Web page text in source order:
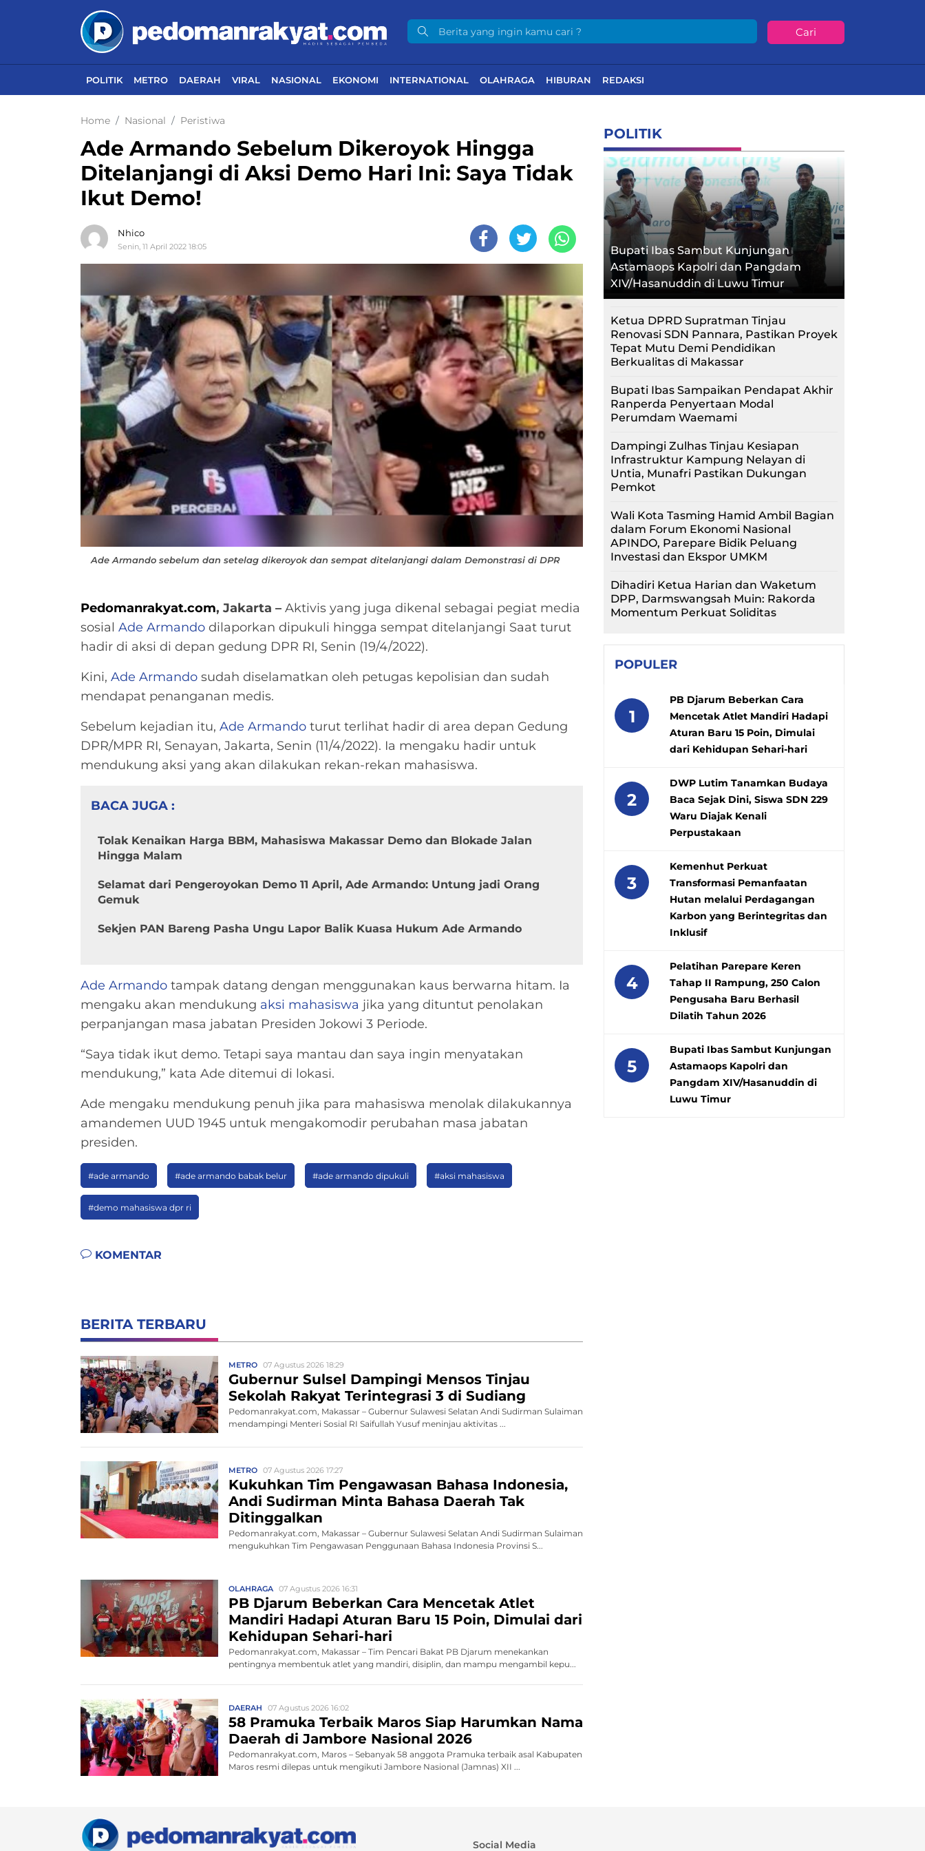
Cari
POLITIK METRO DAERAH VIRAL NASIONAL EKONOMI INTERNATIONAL OLAHRAGA HIBURAN REDAKSI
Home Nasional Peristiwa
Ade Armando Sebelum Dikeroyok Hingga
Ditelanjangi di Aksi Demo Hari Ini: Saya Tidak
Ikut Demo!
Nhico
Senin, 11 April 2022 18:05
Ade Armando sebelum dan setelag dikeroyok dan sempat ditelanjangi dalam Demonstrasi di DPR
Pedomanrakyat.com, Jakarta – Aktivis yang juga dikenal sebagai pegiat media
sosial Ade Armando dilaporkan dipukuli hingga sempat ditelanjangi Saat turut
hadir di aksi di depan gedung DPR RI, Senin (19/4/2022).
Kini, Ade Armando sudah diselamatkan oleh petugas kepolisian dan sudah
mendapat penanganan medis.
Sebelum kejadian itu, Ade Armando turut terlihat hadir di area depan Gedung
DPR/MPR RI, Senayan, Jakarta, Senin (11/4/2022). Ia mengaku hadir untuk
mendukung aksi yang akan dilakukan rekan-rekan mahasiswa.
BACA JUGA :
Tolak Kenaikan Harga BBM, Mahasiswa Makassar Demo dan Blokade Jalan
Hingga Malam
Selamat dari Pengeroyokan Demo 11 April, Ade Armando: Untung jadi Orang
Gemuk
Sekjen PAN Bareng Pasha Ungu Lapor Balik Kuasa Hukum Ade Armando
Ade Armando tampak datang dengan menggunakan kaus berwarna hitam. Ia
mengaku akan mendukung aksi mahasiswa jika yang dituntut penolakan
perpanjangan masa jabatan Presiden Jokowi 3 Periode.
“Saya tidak ikut demo. Tetapi saya mantau dan saya ingin menyatakan
mendukung,” kata Ade ditemui di lokasi.
Ade mengaku mendukung penuh jika para mahasiswa menolak dilakukannya
amandemen UUD 1945 untuk mengakomodir perubahan masa jabatan
presiden.
#ade armando #ade armando babak belur #ade armando dipukuli #aksi mahasiswa
#demo mahasiswa dpr ri
KOMENTAR
BERITA TERBARU
METRO 07 Agustus 2026 18:29
Gubernur Sulsel Dampingi Mensos Tinjau
Sekolah Rakyat Terintegrasi 3 di Sudiang
Pedomanrakyat.com, Makassar – Gubernur Sulawesi Selatan Andi Sudirman Sulaiman
mendampingi Menteri Sosial RI Saifullah Yusuf meninjau aktivitas ...
METRO 07 Agustus 2026 17:27
Kukuhkan Tim Pengawasan Bahasa Indonesia,
Andi Sudirman Minta Bahasa Daerah Tak
Ditinggalkan
Pedomanrakyat.com, Makassar – Gubernur Sulawesi Selatan Andi Sudirman Sulaiman
mengukuhkan Tim Pengawasan Penggunaan Bahasa Indonesia Provinsi S...
OLAHRAGA 07 Agustus 2026 16:31
PB Djarum Beberkan Cara Mencetak Atlet
Mandiri Hadapi Aturan Baru 15 Poin, Dimulai dari
Kehidupan Sehari-hari
Pedomanrakyat.com, Makassar – Tim Pencari Bakat PB Djarum menekankan
pentingnya membentuk atlet yang mandiri, disiplin, dan mampu mengambil kepu...
DAERAH 07 Agustus 2026 16:02
58 Pramuka Terbaik Maros Siap Harumkan Nama
Daerah di Jambore Nasional 2026
Pedomanrakyat.com, Maros – Sebanyak 58 anggota Pramuka terbaik asal Kabupaten
Maros resmi dilepas untuk mengikuti Jambore Nasional (Jamnas) XII ...
POLITIK
Bupati Ibas Sambut Kunjungan
Astamaops Kapolri dan Pangdam
XIV/Hasanuddin di Luwu Timur
Ketua DPRD Supratman Tinjau
Renovasi SDN Pannara, Pastikan Proyek
Tepat Mutu Demi Pendidikan
Berkualitas di Makassar
Bupati Ibas Sampaikan Pendapat Akhir
Ranperda Penyertaan Modal
Perumdam Waemami
Dampingi Zulhas Tinjau Kesiapan
Infrastruktur Kampung Nelayan di
Untia, Munafri Pastikan Dukungan
Pemkot
Wali Kota Tasming Hamid Ambil Bagian
dalam Forum Ekonomi Nasional
APINDO, Parepare Bidik Peluang
Investasi dan Ekspor UMKM
Dihadiri Ketua Harian dan Waketum
DPP, Darmswangsah Muin: Rakorda
Momentum Perkuat Soliditas
POPULER
1
PB Djarum Beberkan Cara
Mencetak Atlet Mandiri Hadapi
Aturan Baru 15 Poin, Dimulai
dari Kehidupan Sehari-hari
2
DWP Lutim Tanamkan Budaya
Baca Sejak Dini, Siswa SDN 229
Waru Diajak Kenali
Perpustakaan
3
Kemenhut Perkuat
Transformasi Pemanfaatan
Hutan melalui Perdagangan
Karbon yang Berintegritas dan
Inklusif
4
Pelatihan Parepare Keren
Tahap II Rampung, 250 Calon
Pengusaha Baru Berhasil
Dilatih Tahun 2026
5
Bupati Ibas Sambut Kunjungan
Astamaops Kapolri dan
Pangdam XIV/Hasanuddin di
Luwu Timur
Social Media